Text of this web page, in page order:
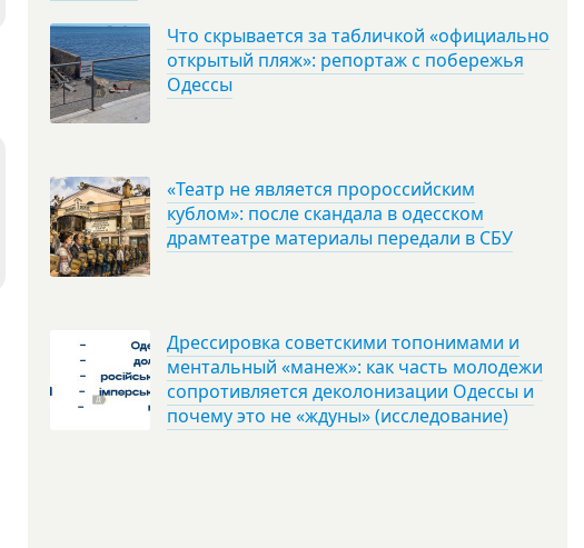
Что скрывается за табличкой «официально
открытый пляж»: репортаж с побережья
Одессы
«Театр не является пророссийским
кублом»: после скандала в одесском
драмтеатре материалы передали в СБУ
Дрессировка советскими топонимами и
ментальный «манеж»: как часть молодежи
сопротивляется деколонизации Одессы и
почему это не «ждуны» (исследование)